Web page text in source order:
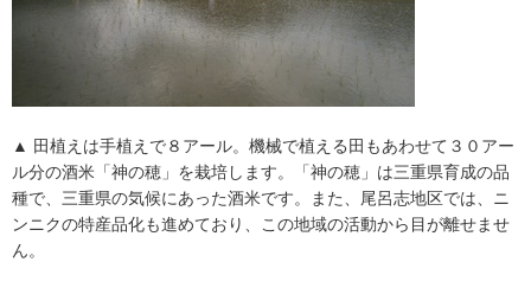
▲ 田植えは手植えで８アール。機械で植える田もあわせて３０アー
ル分の酒米「神の穂」を栽培します。「神の穂」は三重県育成の品
種で、三重県の気候にあった酒米です。また、尾呂志地区では、ニ
ンニクの特産品化も進めており、この地域の活動から目が離せませ
ん。